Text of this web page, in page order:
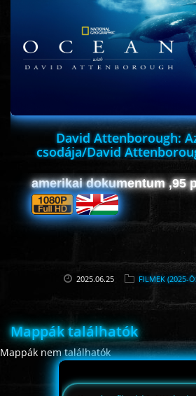
ROMANTIKUS
KATASZTRÓFA
CSALÁDI
WESTERN
DOKUMENTUMFILMEK
ÉLŐ ADÁSOK (LIVE)
David Attenborough:
csodája/David
(FHD)
amerikai dokumentum ,95
2025.06.25 FILMEK (2025-
Mappák találhatók
Mappák nem találhatók